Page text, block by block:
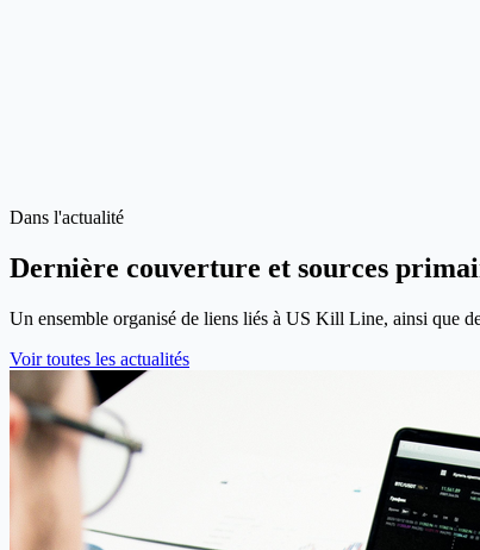
Exportez des graphiques et partagez un lien stable afin que
Dans l'actualité
Dernière couverture et sources
Un ensemble organisé de liens liés à US Kill Line, ainsi que
Voir toutes les actualités